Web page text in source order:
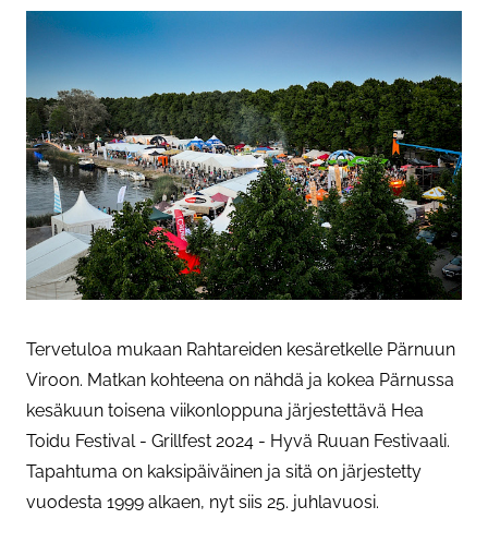
Tervetuloa mukaan Rahtareiden kesäretkelle Pärnuun
Viroon. Matkan kohteena on nähdä ja kokea Pärnussa
kesäkuun toisena viikonloppuna järjestettävä Hea
Toidu Festival - Grillfest 2024 - Hyvä Ruuan Festivaali.
Tapahtuma on kaksipäiväinen ja sitä on järjestetty
vuodesta 1999 alkaen, nyt siis 25. juhlavuosi.